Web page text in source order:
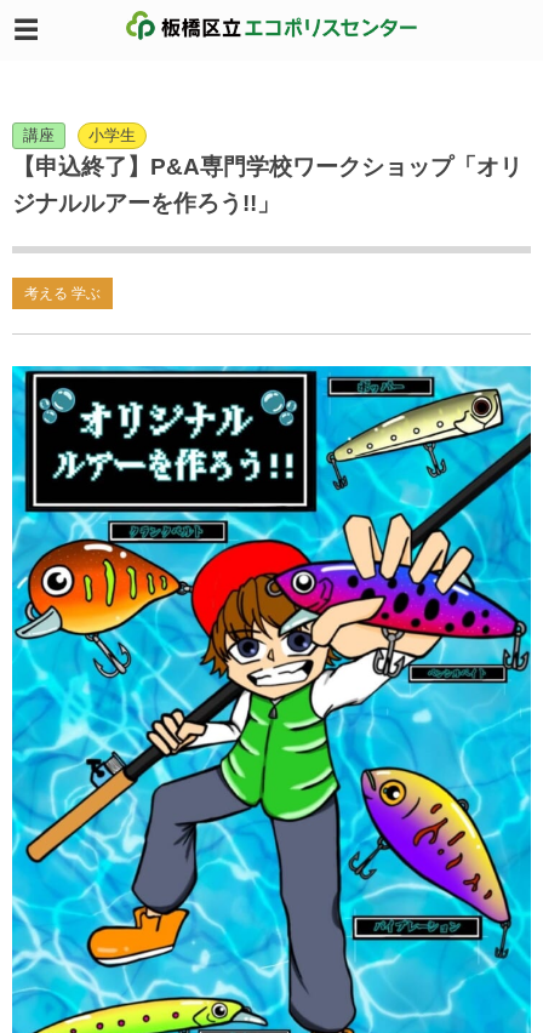
講座 小学生
【申込終了】P&A専門学校ワークショップ「オリ
ジナルルアーを作ろう!!」
考える 学ぶ